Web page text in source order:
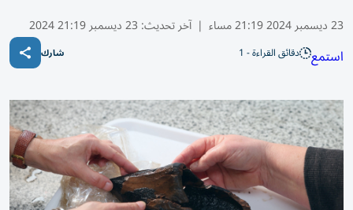
23 ديسمبر 2024 21:19 مساء | آخر تحديث: 23 ديسمبر 21:19 2024
استمع دقائق القراءة - 1 شارك